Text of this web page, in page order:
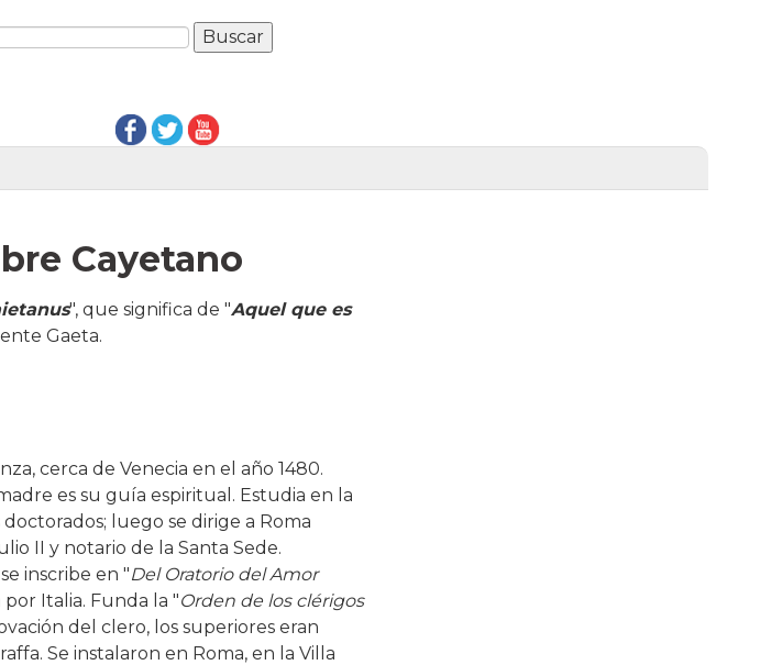
Cayetano
", que significa de "Aquel que es
Gaeta.
cerca de Venecia en el año 1480.
es su guía espiritual. Estudia en la
luego se dirige a Roma
II y notario de la Santa Sede.
inscribe en "Del Oratorio del Amor
Italia. Funda la "Orden de los clérigos
del clero, los superiores eran
Se instalaron en Roma, en la Villa